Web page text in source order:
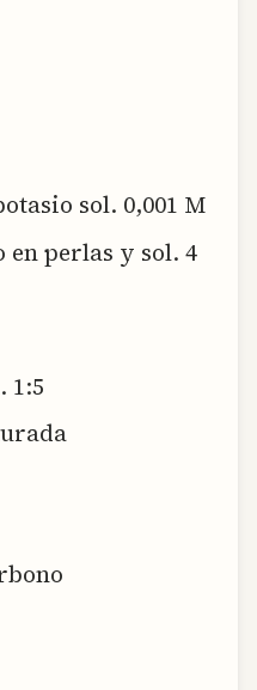
sol. 0,001 M
perlas y sol. 4
1:5